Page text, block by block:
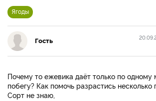
Ягоды
Гость
Почему то ежевика даёт только по одному
побегу? Как помочь разрастись несколько
Сорт не знаю,